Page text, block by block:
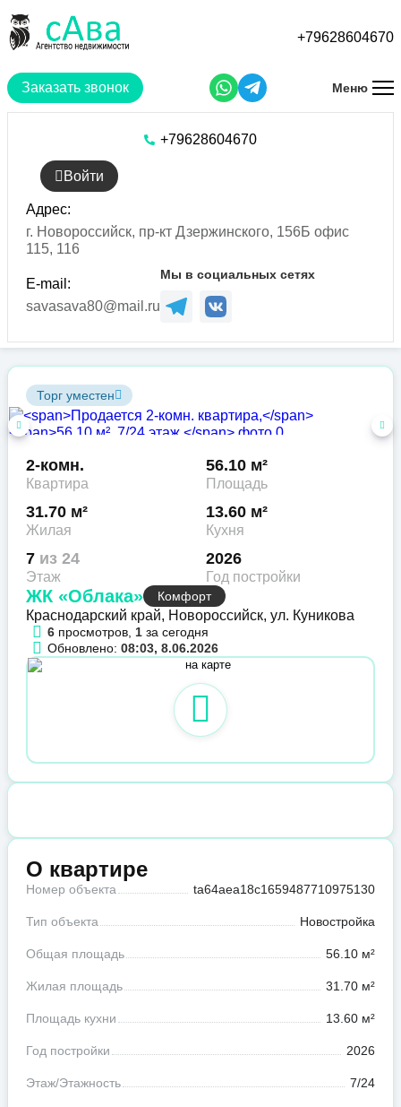
основному
Заказать звонок
+79628604670
Меню
+79628604670
Войти
Адрес:
г. Новороссийск, пр-кт Дзержинского, 156Б офис
115, 116
E-mail:
savasava80@mail.ru
Мы в социальных сетях
Торг уместен
2-комн.
Квартира
56.10 м²
Площадь
31.70 м²
Жилая
13.60 м²
Кухня
7 из 24
Этаж
2026
Год постройки
ЖК «Облака» Комфорт
Краснодарский край, Новороссийск, ул. Куникова
6 просмотров, 1 за сегодня
Обновлено: 08:03, 8.06.2026
О квартире
Номер объекта ta64aea18c1659487710975130
Тип объекта Новостройка
Общая площадь 56.10 м²
Жилая площадь 31.70 м²
Площадь кухни 13.60 м²
Год постройки 2026
Этаж/Этажность 7/24